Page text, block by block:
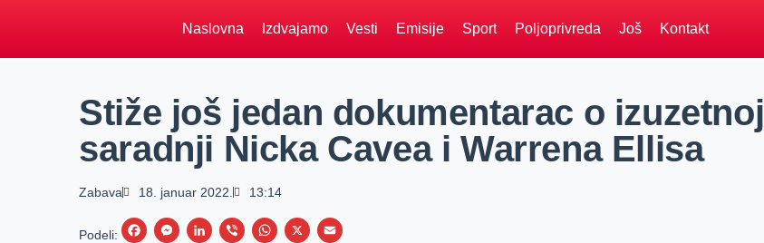
Naslovna Izdvajamo Vesti Emisije Sport Poljoprivreda Još Kontakt
Stiže još jedan dokumentarac o izuzetnoj
saradnji Nicka Cavea i Warrena Ellisa
Zabava 18. januar 2022. 13:14
Podeli:
F
M
L
V
W
X